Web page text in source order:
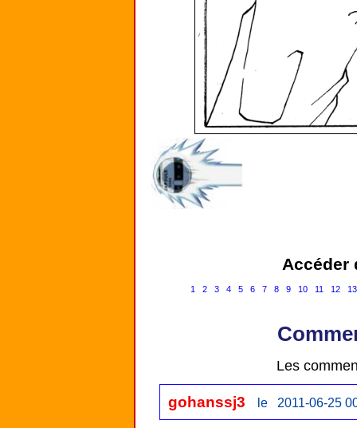
Accéder
1 2 3 4 5 6 7 8 9 10 11 12 13
Les
gohanssj3 le 2011-06-25